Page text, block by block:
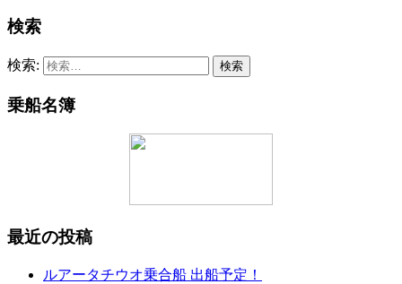
検索
検索:
乗船名簿
最近の投稿
ルアータチウオ乗合船 出船予定！